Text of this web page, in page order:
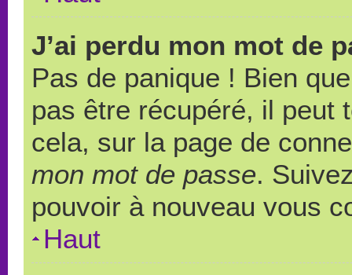
J’ai perdu mon mot de
Pas de panique ! Bien
pas être récupéré, il peut
cela, sur la page de
mon mot de passe.
pouvoir à nouveau vous
Haut